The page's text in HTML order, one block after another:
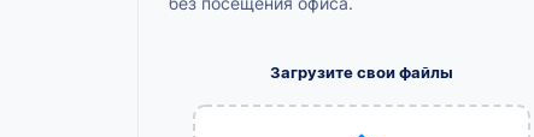
Загрузите свои файлы